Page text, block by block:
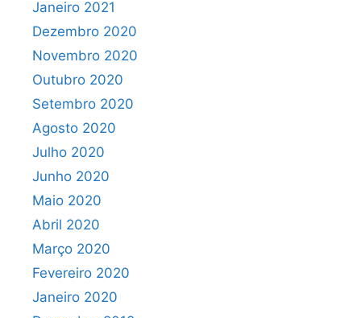
Janeiro 2021
Dezembro 2020
Novembro 2020
Outubro 2020
Setembro 2020
Agosto 2020
Julho 2020
Junho 2020
Maio 2020
Abril 2020
Março 2020
Fevereiro 2020
Janeiro 2020